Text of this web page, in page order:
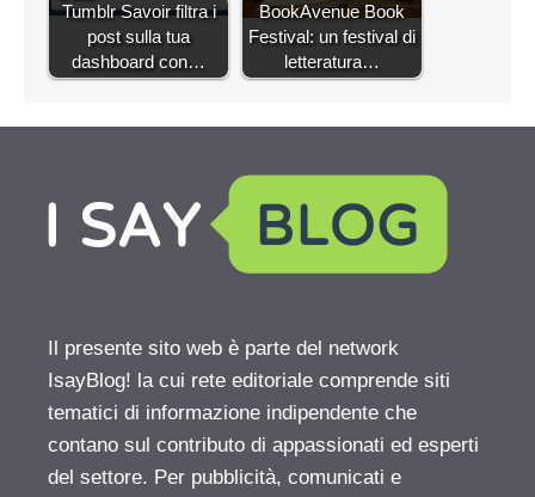
Tumblr Savoir filtra i
post sulla tua
dashboard con…
BookAvenue Book
Festival: un festival di
letteratura…
Il presente sito web è parte del network
IsayBlog! la cui rete editoriale comprende siti
tematici di informazione indipendente che
contano sul contributo di appassionati ed esperti
del settore. Per pubblicità, comunicati e